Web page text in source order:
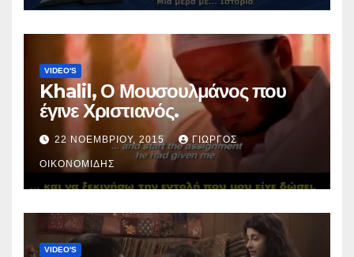
VIDEO'S
Khalil, Ο Μουσουλμάνος που
έγινε Χριστιανός.
22 ΝΟΕΜΒΡΊΟΥ, 2015 ΓΙΏΡΓΟΣ
ΟΙΚΟΝΟΜΊΔΗΣ
VIDEO'S